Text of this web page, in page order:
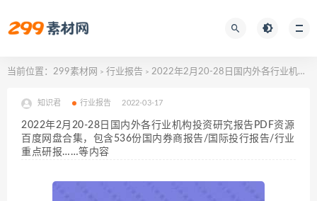
当前位置： 299素材网 > 行业报告 > 2022年2月20-28日国内外各行业机构投资研究报告PDF资源百度网盘合集，包含536份国内券商报告/国际投行报告/行业重点研报……等内容
知识君 行业报告 2022-03-17
2022年2月20-28日国内外各行业机构投资研究报告PDF资源
百度网盘合集，包含536份国内券商报告/国际投行报告/行业
重点研报……等内容